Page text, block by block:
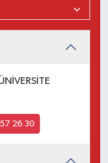
26 30